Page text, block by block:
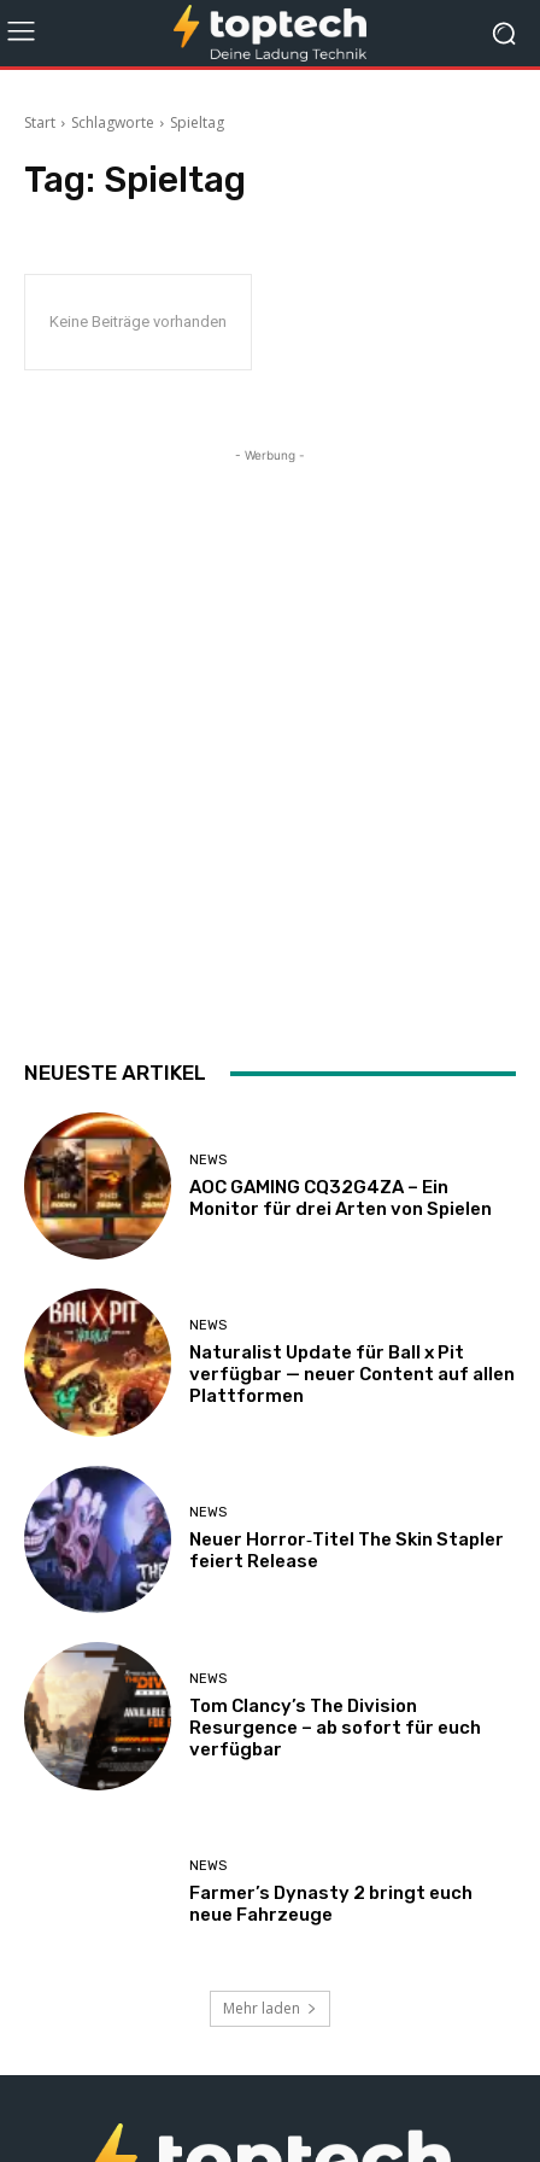
Start Schlagworte Spieltag
Tag: Spieltag
Keine Beiträge vorhanden
- Werbung -
NEUESTE ARTIKEL
NEWS
AOC GAMING CQ32G4ZA – Ein
Monitor für drei Arten von Spielen
NEWS
Naturalist Update für Ball x Pit
verfügbar — neuer Content auf allen
Plattformen
NEWS
Neuer Horror‑Titel The Skin Stapler
feiert Release
NEWS
Tom Clancy’s The Division
Resurgence – ab sofort für euch
verfügbar
NEWS
Farmer’s Dynasty 2 bringt euch
neue Fahrzeuge
Mehr laden